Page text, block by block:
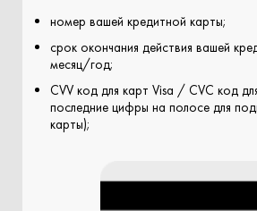
номер вашей кредитной карты;
cрок окончания действия вашей
месяц/год;
CVV код для карт Visa / CVC код
последние цифры на полосе для
карты);